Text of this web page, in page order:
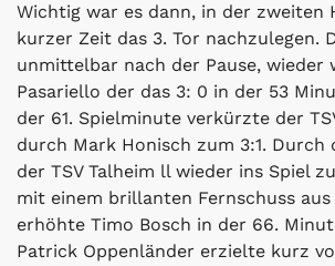
Wichtig war es dann, in der zweiten
kurzer Zeit das 3. Tor nachzulegen.
unmittelbar nach der Pause, wieder
Pasariello der das 3: 0 in der 53
der 61. Spielminute verkürzte der
durch Mark Honisch zum 3:1. Durch
der TSV Talheim ll wieder ins Spiel
mit einem brillanten Fernschuss
erhöhte Timo Bosch in der 66.
Patrick Oppenländer erzielte kurz